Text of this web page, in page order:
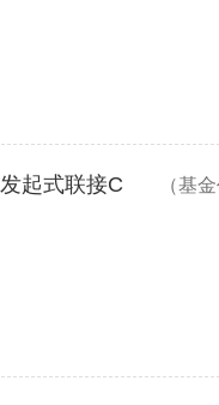
起式联接C （基